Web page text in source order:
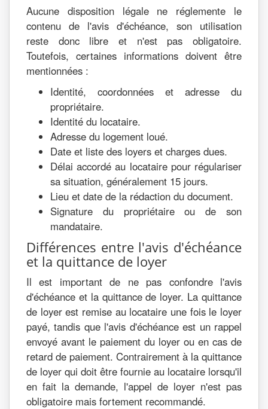
Aucune disposition légale ne réglemente le
contenu de l'avis d'échéance, son utilisation
reste donc libre et n'est pas obligatoire.
Toutefois, certaines informations doivent être
mentionnées :
Identité, coordonnées et adresse du
propriétaire.
Identité du locataire.
Adresse du logement loué.
Date et liste des loyers et charges dues.
Délai accordé au locataire pour régulariser
sa situation, généralement 15 jours.
Lieu et date de la rédaction du document.
Signature du propriétaire ou de son
mandataire.
Différences entre l'avis d'échéance
et la quittance de loyer
Il est important de ne pas confondre l'avis
d'échéance et la quittance de loyer. La quittance
de loyer est remise au locataire une fois le loyer
payé, tandis que l'avis d'échéance est un rappel
envoyé avant le paiement du loyer ou en cas de
retard de paiement. Contrairement à la quittance
de loyer qui doit être fournie au locataire lorsqu'il
en fait la demande, l'appel de loyer n'est pas
obligatoire mais fortement recommandé.